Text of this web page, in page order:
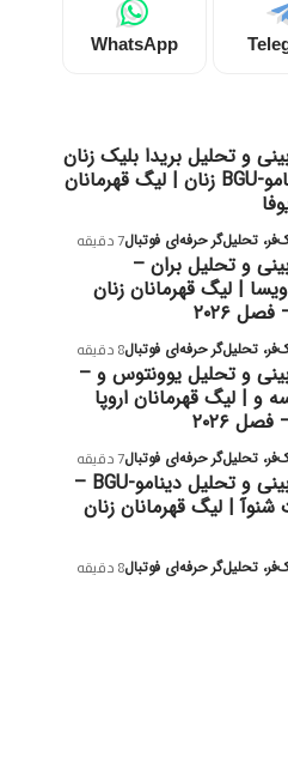
WhatsApp
و تحلیل بریدا بلیک زنان
– دینامو-BGU زنان | لیگ قهرمانان
تحلیل‌گر حرفه‌ای فوتبال7 دقیقه
و تحلیل بران –
| لیگ قهرمانان زنان
۲۰۲۶
تحلیل‌گر حرفه‌ای فوتبال8 دقیقه
و تحلیل یوونتوس و –
و | لیگ قهرمانان اروپا
۲۰۲۶
تحلیل‌گر حرفه‌ای فوتبال7 دقیقه
پیش‌بینی و تحلیل دینامو-BGU –
| لیگ قهرمانان زنان
تحلیل‌گر حرفه‌ای فوتبال8 دقیقه